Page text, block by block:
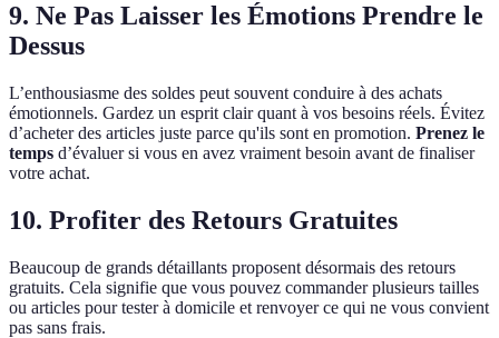
9. Ne Pas Laisser les Émotions Prendre le
Dessus
L’enthousiasme des soldes peut souvent conduire à des achats
émotionnels. Gardez un esprit clair quant à vos besoins réels. Évitez
d’acheter des articles juste parce qu'ils sont en promotion. Prenez le
temps d’évaluer si vous en avez vraiment besoin avant de finaliser
votre achat.
10. Profiter des Retours Gratuites
Beaucoup de grands détaillants proposent désormais des retours
gratuits. Cela signifie que vous pouvez commander plusieurs tailles
ou articles pour tester à domicile et renvoyer ce qui ne vous convient
pas sans frais.